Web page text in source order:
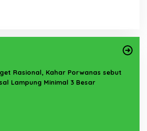
Rasional, Kahar Porwanas sebut
Lampung Minimal 3 Besar